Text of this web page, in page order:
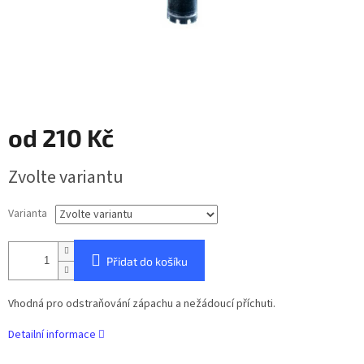
od 210 Kč
cena:
Zvolte variantu
Varianta
Přidat do košíku
Vhodná pro odstraňování zápachu a nežádoucí příchuti.
Detailní informace